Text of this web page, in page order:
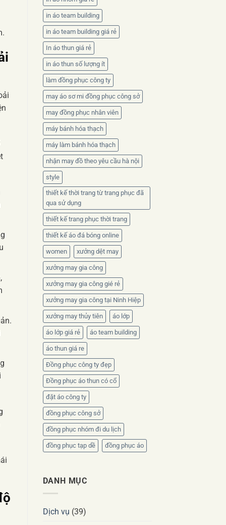
in áo team building
in áo team building giá rẻ
In áo thun giá rẻ
in áo thun số lượng ít
làm đồng phục công ty
may áo sơ mi đồng phục công sở
may đồng phục nhân viên
máy bánh hóa thạch
máy làm bánh hóa thạch
nhận may đồ theo yêu cầu hà nội
style
thiết kế thời trang từ trang phục đã
qua sử dụng
thiết kế trang phục thời trang
thiết kế áo đá bóng online
women xưởng dệt may
xưởng may gia công
xưởng may gia công gié rẻ
xưởng may gia công tại Ninh Hiệp
xưởng may thủy tiên áo lớp
áo lớp giá rẻ áo team building
áo thun giá re
Đồng phục công ty đẹp
Đồng phục áo thun có cổ
đặt áo công ty
đồng phục công sở
đồng phục nhóm đi du lịch
đồng phục tạp dề đồng phục áo
DANH MỤC
Dịch vụ (39)